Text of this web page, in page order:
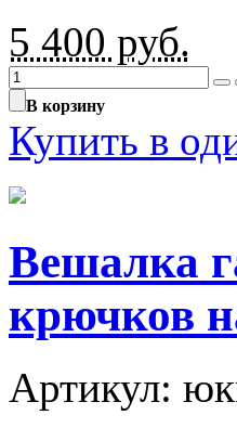
5 400 руб.
В корзину
Купить в
Вешалка
крючков
Артикул: